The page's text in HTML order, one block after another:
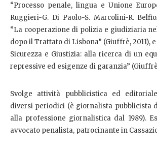
“Processo penale, lingua e Unione
Ruggieri-G. Di Paolo-S. Marcolini-R.
“La cooperazione di polizia e giudiziaria
dopo il Trattato di Lisbona” (Giuffrè, 2011), e
Sicurezza e Giustizia: alla ricerca di un
repressive ed esigenze di garanzia”
Svolge attività pubblicistica ed
diversi periodici (è giornalista pubblicista
alla professione giornalistica dal 1989).
avvocato penalista, patrocinante in